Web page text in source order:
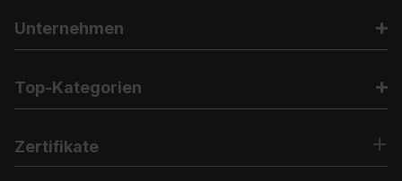
Unternehmen
Top-Kategorien
Zertifikate